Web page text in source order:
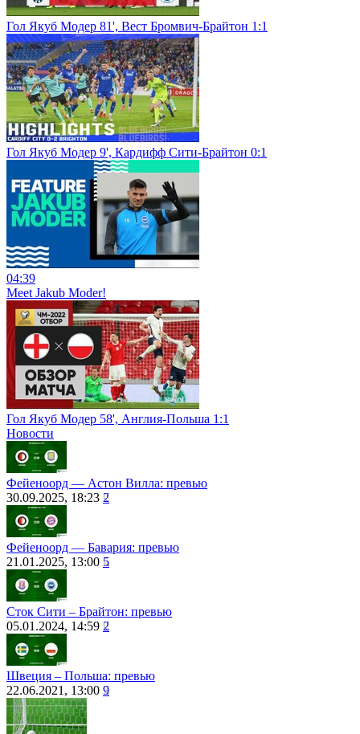
Гол Якуб Модер 81', Вест Бромвич-Брайтон 1:1
Гол Якуб Модер 9', Кардифф Сити-Брайтон 0:1
04:39
Meet Jakub Moder!
Гол Якуб Модер 58', Англия-Польша 1:1
Новости
Фейеноорд ― Астон Вилла: превью
30.09.2025, 18:23 2
Фейеноорд — Бавария: превью
21.01.2025, 13:00 5
Сток Сити – Брайтон: превью
05.01.2024, 14:59 2
Швеция – Польша: превью
22.06.2021, 13:00 9